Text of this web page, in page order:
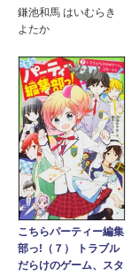
鎌池和馬 はいむらき
よたか
こちらパーティー編集
部っ!（７） トラブル
だらけのゲーム、スタ